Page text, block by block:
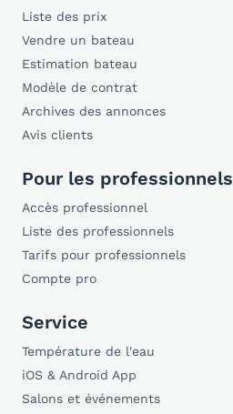
Liste des prix
Vendre un bateau
Estimation bateau
Modèle de contrat
Archives des annonces
Avis clients
Pour les professionnels
Accès professionnel
Liste des professionnels
Tarifs pour professionnels
Compte pro
Service
Température de l'eau
iOS & Android App
Salons et événements